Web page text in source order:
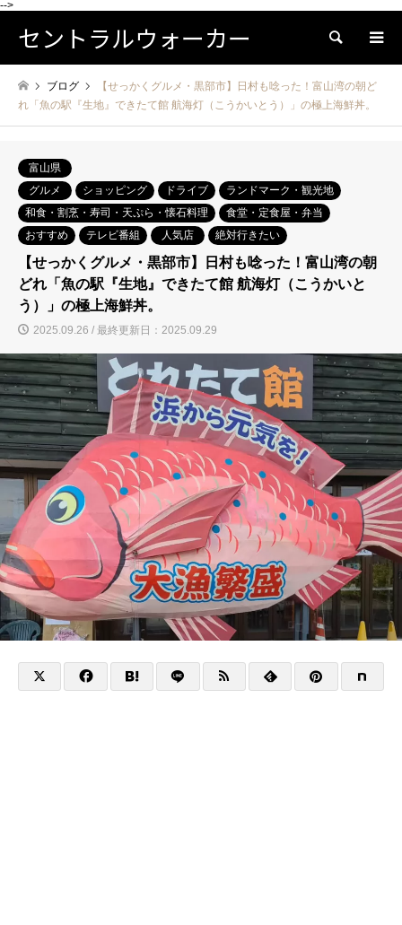
-->
セントラルウォーカー 検索
ブログ
【せっかくグルメ・黒部市】日村も唸った！富山湾の朝ど
れ「魚の駅『生地』できたて館 航海灯（こうかいとう）」の極上海鮮丼。
富山県
グルメ
ショッピング ドライブ
ランドマーク・観光地
和食・割烹・寿司・天ぷら・懐石料理
食堂・定食屋・弁当
おすすめ
テレビ番組 人気店 絶対行きたい
【せっかくグルメ・黒部市】日村も唸った！富山湾の朝
どれ「魚の駅『生地』できたて館 航海灯（こうかいと
う）」の極上海鮮丼。
2025.09.26 / 最終更新日：2025.09.29